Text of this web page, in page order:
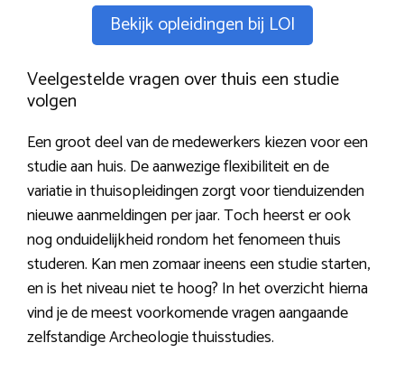
Bekijk opleidingen bij LOI
Veelgestelde vragen over thuis een studie
volgen
Een groot deel van de medewerkers kiezen voor een
studie aan huis. De aanwezige flexibiliteit en de
variatie in thuisopleidingen zorgt voor tienduizenden
nieuwe aanmeldingen per jaar. Toch heerst er ook
nog onduidelijkheid rondom het fenomeen thuis
studeren. Kan men zomaar ineens een studie starten,
en is het niveau niet te hoog? In het overzicht hierna
vind je de meest voorkomende vragen aangaande
zelfstandige Archeologie thuisstudies.